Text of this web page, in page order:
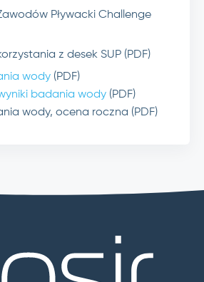
Pływacki Challenge
z desek SUP (PDF)
wody (PDF)
badania wody (PDF)
wody, ocena roczna (PDF)